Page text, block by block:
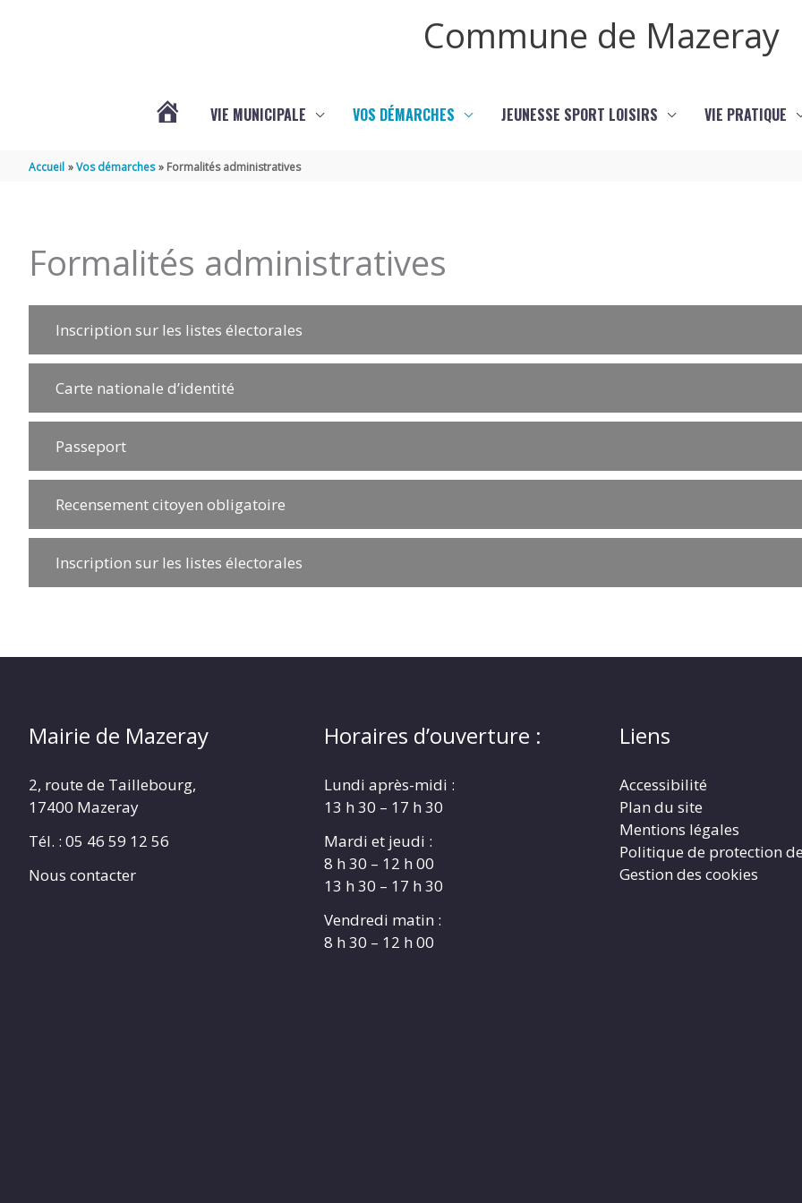
Commune de Mazeray
MAZERAY
VIE MUNICIPALE VOS DÉMARCHES JEUNESSE SPORT LOISIRS VIE PRATIQUE
Accueil Vos démarches Formalités administratives
Formalités administratives
Inscription sur les listes électorales
Carte nationale d’identité
Passeport
Recensement citoyen obligatoire
Inscription sur les listes électorales
Mairie de Mazeray
2, route de Taillebourg,
17400 Mazeray
Tél. : 05 46 59 12 56
Nous contacter
Horaires d’ouverture :
Lundi après-midi :
13 h 30 – 17 h 30
Mardi et jeudi :
8 h 30 – 12 h 00
13 h 30 – 17 h 30
Vendredi matin :
8 h 30 – 12 h 00
Liens
Accessibilité
Plan du site
Mentions légales
Politique de protection
Gestion des cookies